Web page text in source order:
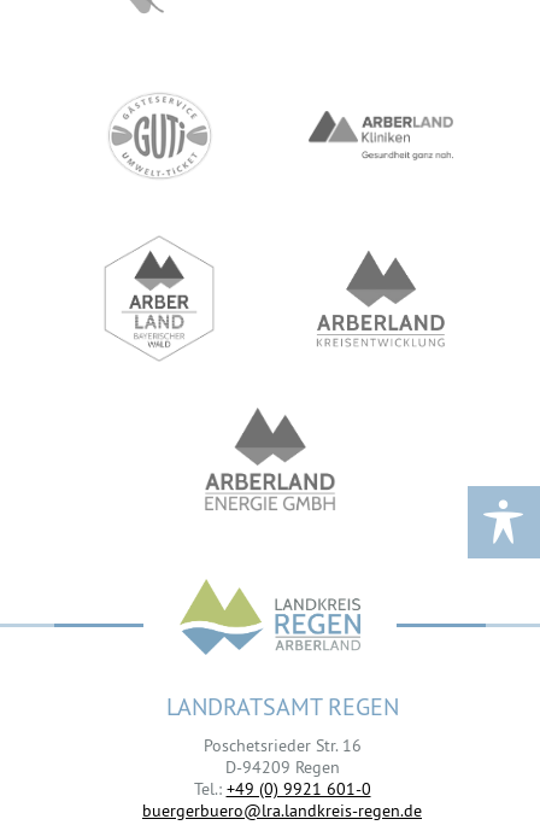
LANDRATSAMT REGEN
Poschetsrieder Str. 16
D-94209 Regen
Tel.: +49 (0) 9921 601-0
buergerbuero@lra.landkreis-regen.de